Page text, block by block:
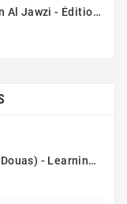
La Pensée Intime - Ibn Al Jawzi - Éditions Chama (Al Azhar)
Que Dire Quand ? (27 Douas) - Learning Root